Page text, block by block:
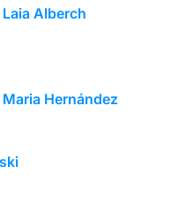
Laia Alberch
Maria Hernández